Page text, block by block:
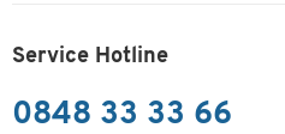
Service Hotline
0848 33 33 66